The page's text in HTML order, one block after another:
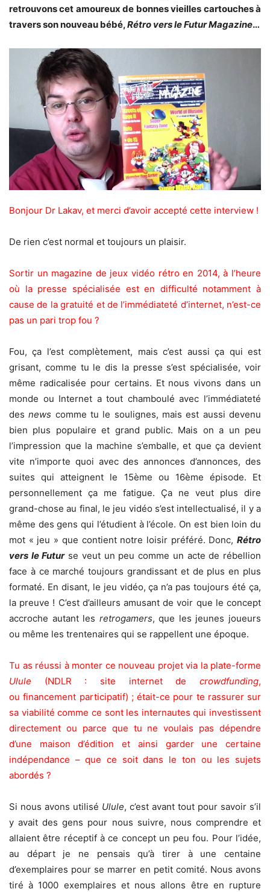
retrouvons cet amoureux de bonnes vieilles cartouches à
travers son nouveau bébé,Rétro vers le Futur Magazine…
Bonjour Dr Lakav, et merci d’avoir accepté cette interview !
De rien c’est normal et toujours un plaisir.
Sortir un magazine de jeux vidéo rétro en 2014, à l’heure
où la presse spécialisée est en difficulté notamment à
cause de la gratuité et de l’immédiateté d’internet, n’est-ce
pas un pari trop fou ?
Fou, ça l’est complètement, mais c’est aussi ça qui est
grisant, comme tu le dis la presse s’est spécialisée, voir
même radicalisée pour certains. Et nous vivons dans un
monde ou Internet a tout chamboulé avec l’immédiateté
desnews comme tu le soulignes, mais est aussi devenu
bien plus populaire et grand public. Mais on a un peu
l’impression que la machine s’emballe, et que ça devient
vite n’importe quoi avec des annonces d’annonces, des
suites qui atteignent le 15ème ou 16ème épisode. Et
personnellement ça me fatigue. Ça ne veut plus dire
grand-chose au final, le jeu vidéo s’est intellectualisé, il y a
même des gens qui l’étudient à l’école. On est bien loin du
mot « jeu » que contient notre loisir préféré. Donc, Rétro
vers le Futurse veut un peu comme un acte de rébellion
face à ce marché toujours grandissant et de plus en plus
formaté. En disant, le jeu vidéo, ça n’a pas toujours été ça,
la preuve ! C’est d’ailleurs amusant de voir que le concept
accroche autant les retrogamers, que les jeunes joueurs
ou même les trentenaires qui se rappellent une époque.
Tu as réussi à monter ce nouveau projet via la plate-forme
Ulule (NDLR : site internet de crowdfunding,
ou financement participatif) ; était-ce pour te rassurer sur
sa viabilité comme ce sont les internautes qui investissent
directement ou parce que tu ne voulais pas dépendre
d’une maison d’édition et ainsi garder une certaine
indépendance – que ce soit dans le ton ou les sujets
abordés ?
Si nous avons utilisé Ulule, c’est avant tout pour savoir s’il
y avait des gens pour nous suivre, nous comprendre et
allaient être réceptif à ce concept un peu fou. Pour l’idée,
au départ je ne pensais qu’à tirer à une centaine
d’exemplaires pour se marrer en petit comité. Nous avons
tiré à 1000 exemplaires et nous allons être en rupture